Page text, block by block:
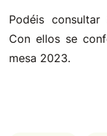
Podéis
Con ellos se
mesa 2023.